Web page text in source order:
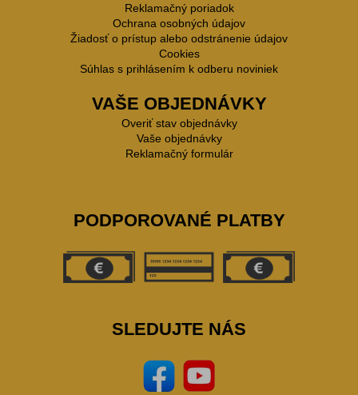
Reklamačný poriadok
Ochrana osobných údajov
Žiadosť o prístup alebo odstránenie údajov
Cookies
Súhlas s prihlásením k odberu noviniek
VAŠE OBJEDNÁVKY
Overiť stav objednávky
Vaše objednávky
Reklamačný formulár
PODPOROVANÉ PLATBY
SLEDUJTE NÁS